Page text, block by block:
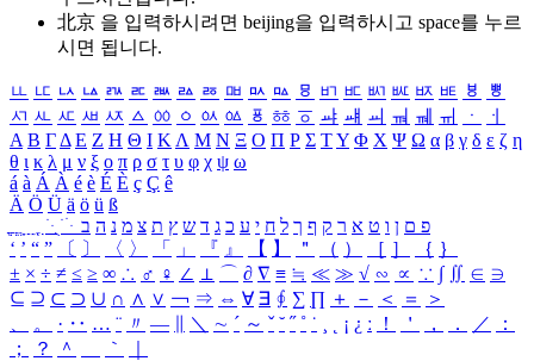
北京 을 입력하시려면 beijing을 입력하시고 space를 누르
시면 됩니다.
ㅥ ㅦ ㅧ ㅨ ㅩ ㅪ ㅫ ㅬ ㅭ ㅮ ㅯ ㅰ ㅱ ㅲ ㅳ ㅴ ㅵ ㅶ ㅷ ㅸ
ㅹ
ㅺ ㅻ ㅼ ㅽ ㅾ ㅿ ㆀ ㆁ ㆂ ㆃ ㆄ ㆅ ㆆ ㆇ ㆈ ㆉ ㆊ ㆋ ㆌ ㆍ
ㆎ
Α Β ΓΔ Ε Ζ Η Θ Ι ΚΛ Μ Ν Ξ Ο Π Ρ Σ ΤΥ Φ Χ Ψ Ω α β γ δ ε ζ η
θ ι κ λ μ ν ξ ο π ρ σ τ υ φ χ ψ ω
á à Á À é è É È ç Ç ê
Ä Ö Ü ä ö ü ß
ִֶֹ ֻּ ׁׂ פ ם ן ו ט א ר ק ף ך ל ח י ע כ ג ד ש ץ ת צ מ נ ה ב
‘ ’ “ ” 〔 〕 〈 〉 「 」 『 』 【 】 ＂ （ ） ［ ］ ｛ ｝
± × ÷ ≠ ≤ ≥ ∞ ∴ ♂ ♀ ∠ ⊥ ⌒ ∂ ∇ ≡ ≒ ≪ ≫ √ ∽ ∝ ∵ ∫ ∬ ∈ ∋
⊆ ⊇ ⊂ ⊃ ∪ ∩ ∧ ∨ ￢ ⇒ ⇔ ∀ ∃ ∮ ∑ ∏ ＋ － ＜ ＝
＞
、
。 · ‥ … ¨ 〃 ― ＼ ∼ ´ ～ ˇ ˘ ˝ ˚ ˙ ¸ ¡ ¿ ː ！ ＇ ， ． ／
：
；
？ ＾ ｀